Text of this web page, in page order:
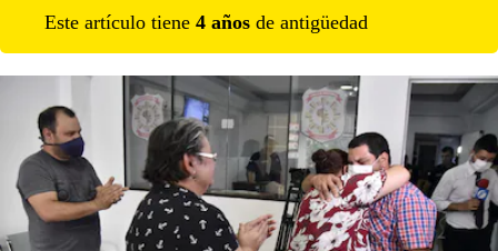
Este artículo tiene 4 años de antigüedad